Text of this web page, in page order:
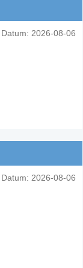
Datum: 2026-08-06
Datum: 2026-08-06